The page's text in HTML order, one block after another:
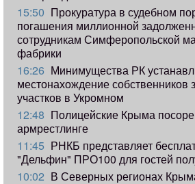
15:50 Прокуратура в судебном
погашения миллионной
сотрудникам Симферопольской
фабрики
16:26 Минимущества РК
местонахождение собственников
участков в Укромном
12:48 Полицейские Крыма
армрестлинге
11:45 РНКБ представляет
"Дельфин" ПРО100 для гостей
10:02 В Северных регионах